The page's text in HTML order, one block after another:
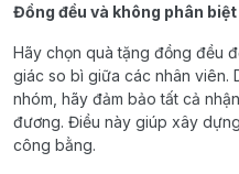
Đồng đều và không phân biệt
Hãy chọn quà tặng đồng đều
giác so bì giữa các nhân viên.
nhóm, hãy đảm bảo tất cả
đương. Điều này giúp xây
công bằng.